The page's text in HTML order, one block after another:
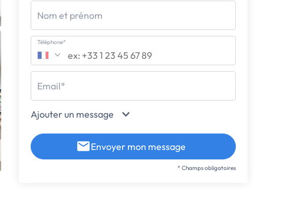
Nom et prénom
Téléphone*
Email*
Ajouter un message
Envoyer mon message
* Champs obligatoires